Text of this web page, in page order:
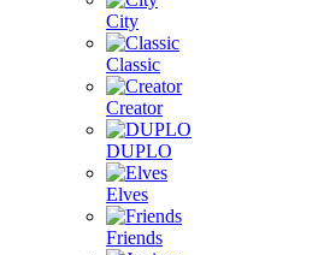
City
Classic
Creator
DUPLO
Elves
Friends